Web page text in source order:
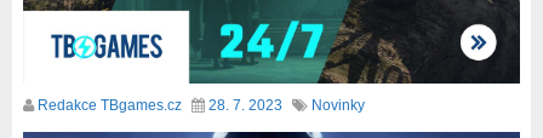
Redakce TBgames.cz 28. 7. 2023 Novinky